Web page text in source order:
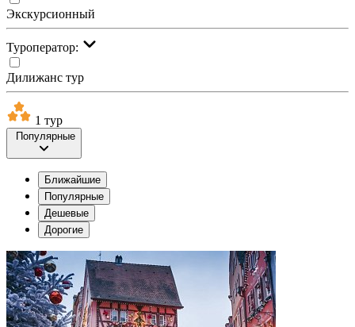
Экскурсионный
Туроператор:
Дилижанс тур
1 тур
Популярные
Ближайшие
Популярные
Дешевые
Дорогие